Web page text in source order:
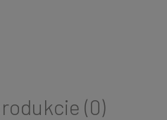
(0)